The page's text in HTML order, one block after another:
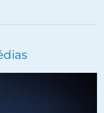
en est la preuve.
sur elle…